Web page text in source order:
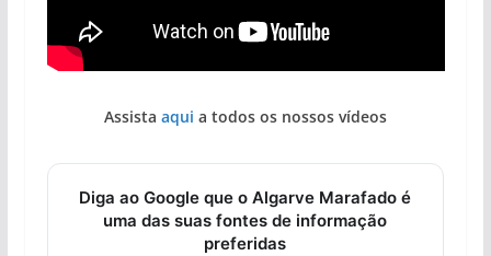
Assista aqui a todos os nossos vídeos
Diga ao Google que o Algarve Marafado é
uma das suas fontes de informação
preferidas